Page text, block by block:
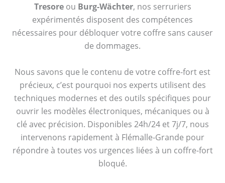
Tresoreou Burg-Wächter, nos serruriers
expérimentés disposent des compétences
nécessaires pour débloquer votre coffre sans causer
de dommages.
Nous savons que le contenu de votre coffre-fort est
précieux, c’est pourquoi nos experts utilisent des
techniques modernes et des outils spécifiques pour
ouvrir les modèles électroniques, mécaniques ou à
clé avec précision. Disponibles 24h/24 et 7j/7, nous
intervenons rapidement à Flémalle-Grande pour
répondre à toutes vos urgences liées à un coffre-fort
bloqué.